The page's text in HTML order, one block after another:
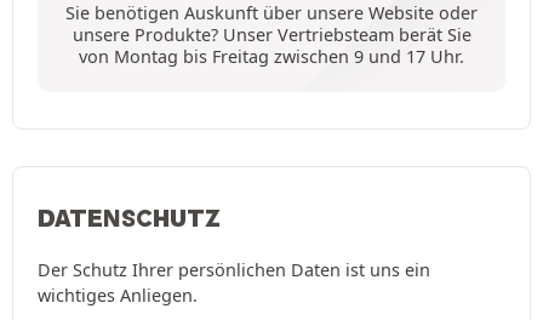
Sie benötigen Auskunft über unsere Website oder
unsere Produkte? Unser Vertriebsteam berät Sie
von Montag bis Freitag zwischen 9 und 17 Uhr.
DATENSCHUTZ
Der Schutz Ihrer persönlichen Daten ist uns ein
wichtiges Anliegen.